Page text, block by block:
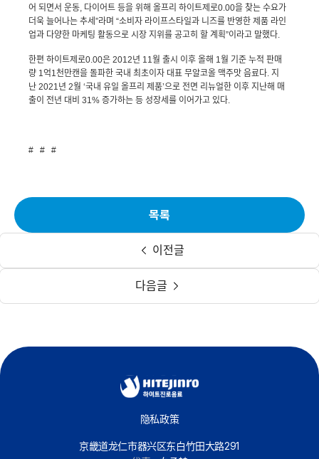
어 되면서 운동, 다이어트 등을 위해 올프리 하이트제로0.00을 찾는 수요가
더욱 늘어나는 추세”라며 “소비자 라이프스타일과 니즈를 반영한 제품 라인
업과 다양한 마케팅 활동으로 시장 지위를 공고히 할 계획”이라고 말했다.
한편 하이트제로0.00은 2012년 11월 출시 이후 올해 1월 기준 누적 판매
량 1억1천만캔을 돌파한 국내 최초이자 대표 무알코올 맥주맛 음료다. 지
난 2021년 2월 ‘국내 유일 올프리 제품’으로 전면 리뉴얼한 이후 지난해 매
출이 전년 대비 31% 증가하는 등 성장세를 이어가고 있다.
# # #
이전글
목록
다음글
隐私政策
京畿道龙仁市器兴区东白竹田大路291